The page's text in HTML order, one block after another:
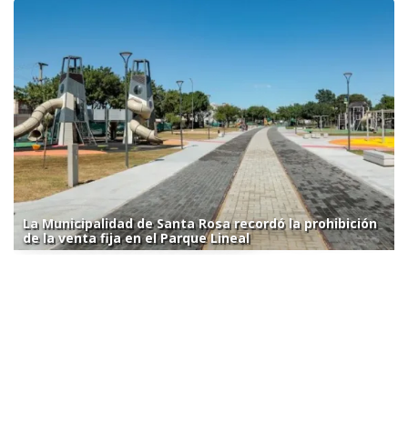
La Municipalidad de Santa Rosa recordó la prohibición
de la venta fija en el Parque Lineal